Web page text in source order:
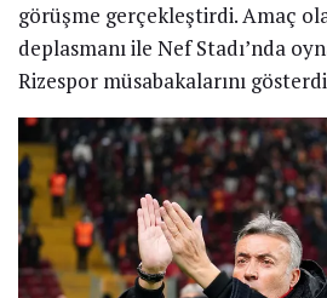
görüşme gerçekleştirdi. Amaç
deplasmanı ile Nef Stadı’nda
Rizespor müsabakalarını